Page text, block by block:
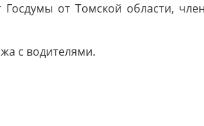
от Томской области,
с водителями.